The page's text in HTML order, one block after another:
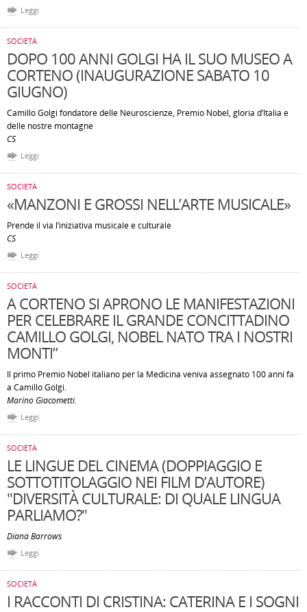
Leggi
SOCIETÀ
DOPO 100 ANNI GOLGI HA IL SUO MUSEO A
CORTENO (INAUGURAZIONE SABATO 10
GIUGNO)
Camillo Golgi fondatore delle Neuroscienze, Premio Nobel, gloria d’Italia e
delle nostre montagne
CS
Leggi
SOCIETÀ
«MANZONI E GROSSI NELL’ARTE MUSICALE»
Prende il via l’iniziativa musicale e culturale
CS
Leggi
SOCIETÀ
A CORTENO SI APRONO LE MANIFESTAZIONI
PER CELEBRARE IL GRANDE CONCITTADINO
CAMILLO GOLGI, NOBEL NATO TRA I NOSTRI
MONTI”
Il primo Premio Nobel italiano per la Medicina veniva assegnato 100 anni fa
a Camillo Golgi.
Marino Giacometti.
Leggi
SOCIETÀ
LE LINGUE DEL CINEMA (DOPPIAGGIO E
SOTTOTITOLAGGIO NEI FILM D’AUTORE)
"DIVERSITÀ CULTURALE: DI QUALE LINGUA
PARLIAMO?"
Diana Barrows
Leggi
SOCIETÀ
I RACCONTI DI CRISTINA: CATERINA E I SOGNI